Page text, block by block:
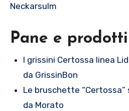
Neckarsulm
Pane e
I grissini Certossa linea
da GrissinBon
Le bruschette
da Morato